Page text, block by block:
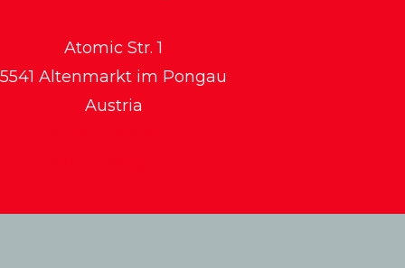
Atomic Str. 1
5541 Altenmarkt im Pongau
Austria